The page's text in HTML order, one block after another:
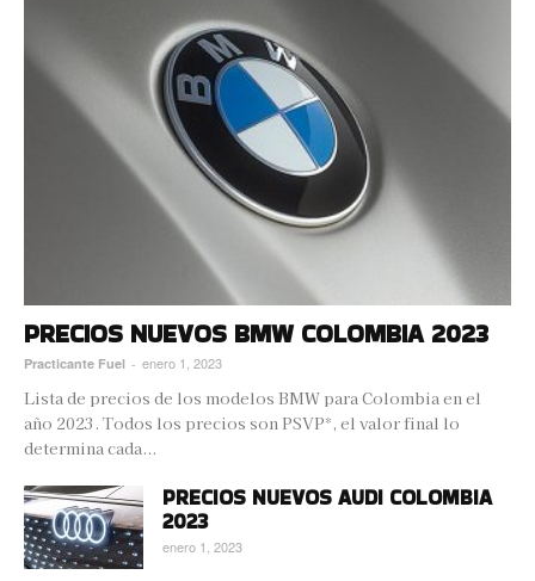
PRECIOS NUEVOS BMW COLOMBIA 2023
Practicante Fuel - enero 1, 2023
Lista de precios de los modelos BMW para Colombia en el
año 2023. Todos los precios son PSVP*, el valor final lo
determina cada...
PRECIOS NUEVOS AUDI COLOMBIA
2023
enero 1, 2023